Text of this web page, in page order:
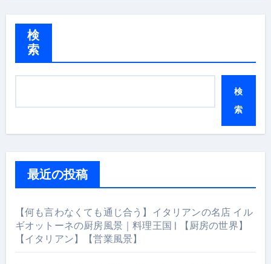
検
索
検
索
最近の投稿
【何も言わなくても通じ合う】イタリアンの名店 イル
ギオットーネの厨房風景｜料理王国 | 【厨房の世界】
【イタリアン】【営業風景】